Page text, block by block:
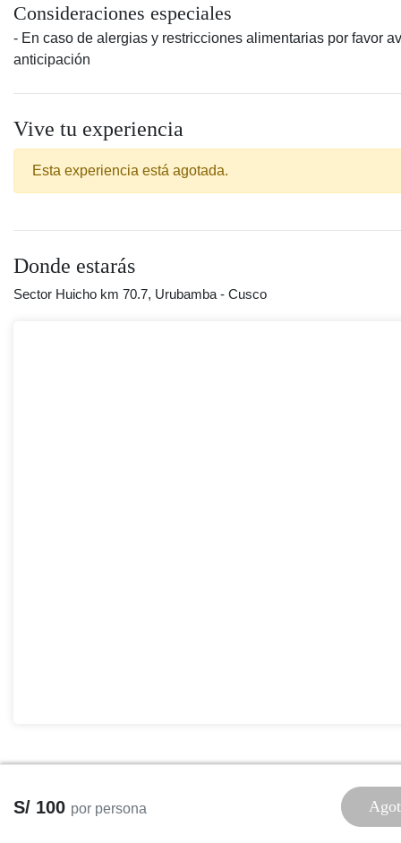
Consideraciones especiales
- En caso de alergias y restricciones alimentarias por favor
anticipación
Vive tu experiencia
Esta experiencia está agotada.
Donde estarás
Sector Huicho km 70.7, Urubamba - Cusco
S/ 100 por persona